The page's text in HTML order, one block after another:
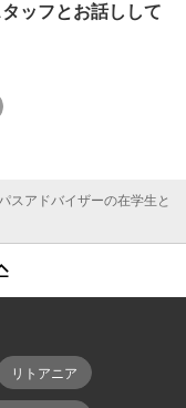
ッフとお話しして
スアドバイザーの在学生と
リトアニア